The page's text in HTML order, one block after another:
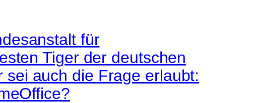
für
Tiger der deutschen
auch die Frage erlaubt: